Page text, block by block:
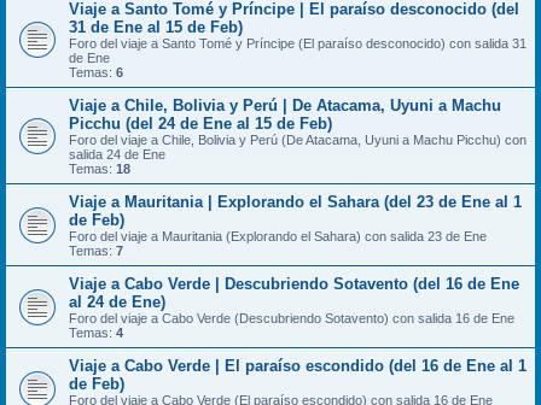
Viaje a Santo Tomé y Príncipe | El paraíso desconocido (del
31 de Ene al 15 de Feb)
Foro del viaje a Santo Tomé y Príncipe (El paraíso desconocido) con salida 31
de Ene
Temas: 6
Viaje a Chile, Bolivia y Perú | De Atacama, Uyuni a Machu
Picchu (del 24 de Ene al 15 de Feb)
Foro del viaje a Chile, Bolivia y Perú (De Atacama, Uyuni a Machu Picchu) con
salida 24 de Ene
Temas: 18
Viaje a Mauritania | Explorando el Sahara (del 23 de Ene al 1
de Feb)
Foro del viaje a Mauritania (Explorando el Sahara) con salida 23 de Ene
Temas: 7
Viaje a Cabo Verde | Descubriendo Sotavento (del 16 de Ene
al 24 de Ene)
Foro del viaje a Cabo Verde (Descubriendo Sotavento) con salida 16 de Ene
Temas: 4
Viaje a Cabo Verde | El paraíso escondido (del 16 de Ene al 1
de Feb)
Foro del viaje a Cabo Verde (El paraíso escondido) con salida 16 de Ene